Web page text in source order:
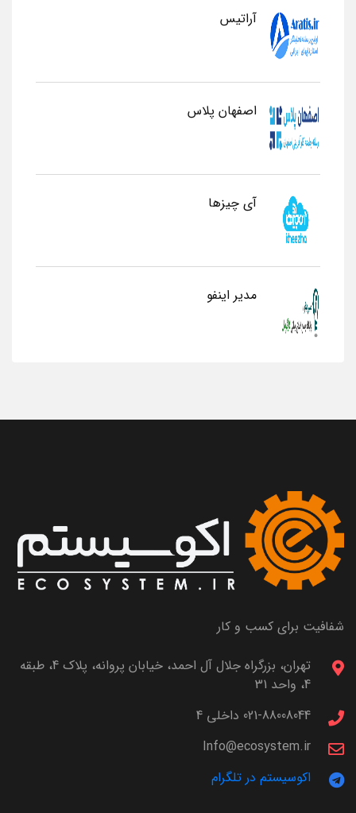
آراتیس
اصفهان پلاس
آی چیزها
مدیر اینفو
شفافیت برای کسب و کار
تهران، بزرگراه جلال آل احمد، خیابان پروانه، پلاک 4، طبقه
4، واحد 31
021-88008044 داخلی 4
Info@ecosystem.ir
اکوسیستم در تلگرام